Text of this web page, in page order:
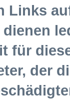
Links
für
der